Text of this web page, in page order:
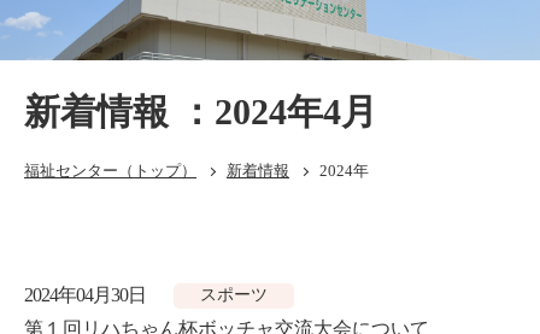
新着情報 ：2024年4月
福祉センター （トップ） 新着情報 2024年
2024年04月30日 スポーツ
第１回リハちゃん杯ボッチャ交流大会について